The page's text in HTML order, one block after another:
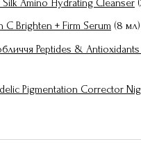
Amino Hydrating Cleanser
C Brighten + Firm Serum (8 мл)
Peptides & Antioxidants
Pigmentation Corrector